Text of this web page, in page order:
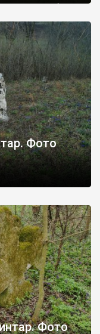
а трохи далі, десь
траві – […]
Фото
Фото